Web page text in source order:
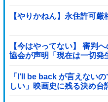
【やりかねん】永住許可
【今はやってない】 審判
協会が声明「現在は一切発
「I’ll be back が言えない
しい」映画史に残る決め